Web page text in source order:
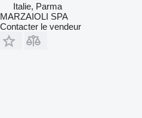
Italie, Parma
MARZAIOLI SPA
Contacter le vendeur